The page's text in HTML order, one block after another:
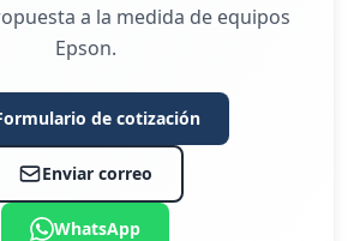
a la medida de equipos
Epson.
de cotización
Enviar correo
WhatsApp